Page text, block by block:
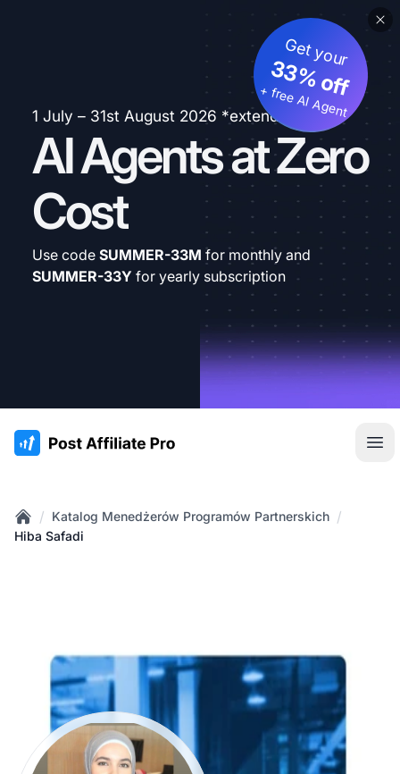
1 July – 31st August 2026 *extended
AI Agents at Zero
Cost
Get your
33% off
+ free AI Agent
Use code SUMMER-33M for monthly and
SUMMER-33Y for yearly subscription
:site.title
Home
/ Katalog Menedżerów Programów Partnerskich /
Hiba Safadi